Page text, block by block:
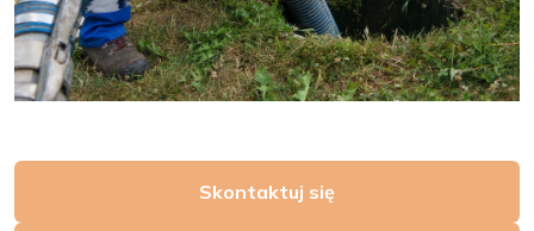
Skontaktuj się